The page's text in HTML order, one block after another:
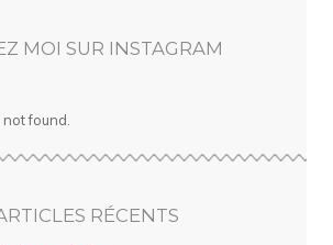
MOI SUR INSTAGRAM
found.
RÉCENTS